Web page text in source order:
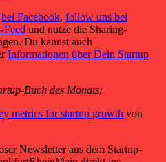
bei Facebook, follow uns bei
Feed und nutze die Sharing-
Du kannst auch
Informationen über Dein Startup
Buch des Monats:
metrics for startup growth von
Newsletter aus dem Startup-